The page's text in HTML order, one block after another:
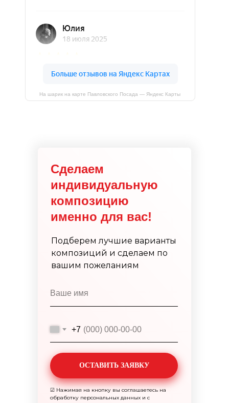
На шарик на карте Павловского Посада — Яндекс Карты
Сделаем
индивидуальную
композицию
именно для вас!
Подберем лучшие варианты
композиций и сделаем по
вашим пожеланиям
+7
ОСТАВИТЬ ЗАЯВКУ
☑ Нажимая на кнопку вы соглашаетесь на
обработку персональных данных и с